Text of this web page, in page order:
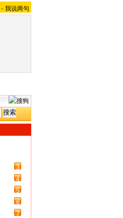
- 我说两句
3
4
5
6
7